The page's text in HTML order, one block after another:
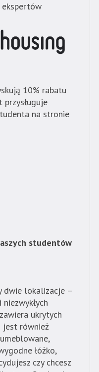
10% rabatu
na stronie
studentów
dwie lokalizacje –
ukrytych
jest również
łóżko,
czy chcesz